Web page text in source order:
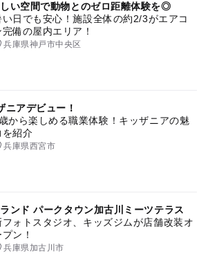
い空間で動物とのゼロ距離体験を◎
い日でも安心！施設全体の約2/3がエアコ
完備の屋内エリア！
兵庫県神戸市中央区
ニアデビュー！
から楽しめる職業体験！キッザニアの魅
を紹介
兵庫県西宮市
ンド パークタウン加古川ミーツテラス
フォトスタジオ、キッズジムが店舗改装オ
プン！
兵庫県加古川市